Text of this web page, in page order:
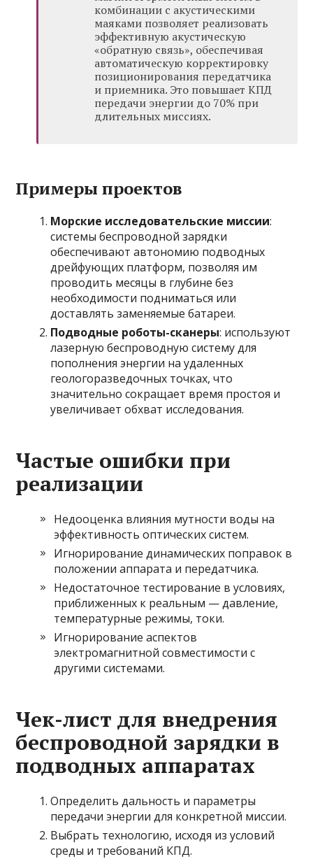
комбинации с акустическими
маяками позволяет реализовать
эффективную акустическую
«обратную связь», обеспечивая
автоматическую корректировку
позиционирования передатчика
и приемника. Это повышает КПД
передачи энергии до 70% при
длительных миссиях.
Примеры проектов
Морские исследовательские миссии:
системы беспроводной зарядки
обеспечивают автономию подводных
дрейфующих платформ, позволяя им
проводить месяцы в глубине без
необходимости подниматься или
доставлять заменяемые батареи.
Подводные роботы-сканеры: используют
лазерную беспроводную систему для
пополнения энергии на удаленных
геологоразведочных точках, что
значительно сокращает время простоя и
увеличивает обхват исследования.
Частые ошибки при
реализации
Недооценка влияния мутности воды на
эффективность оптических систем.
Игнорирование динамических поправок в
положении аппарата и передатчика.
Недостаточное тестирование в условиях,
приближенных к реальным — давление,
температурные режимы, токи.
Игнорирование аспектов
электромагнитной совместимости с
другими системами.
Чек-лист для внедрения
беспроводной зарядки в
подводных аппаратах
Определить дальность и параметры
передачи энергии для конкретной миссии.
Выбрать технологию, исходя из условий
среды и требований КПД.